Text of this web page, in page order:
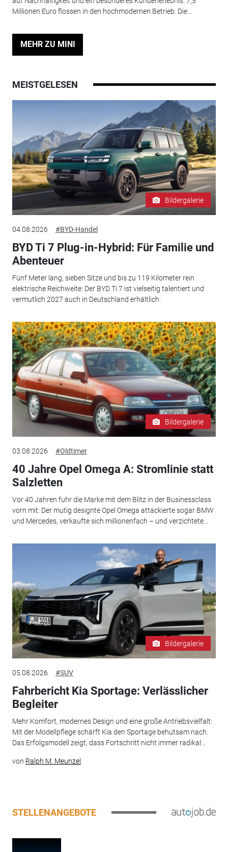
Millionen Euro flossen in den hochmodernen Betrieb. Die...
MEHR ZU MINI
MEISTGELESEN
Bildergalerie
04.08.2026 #BYD-Handel
BYD Ti 7 Plug-in-Hybrid: Für Familie und
Abenteuer
Fünf Meter lang, sieben Sitze und bis zu 119 Kilometer rein
elektrische Reichweite: Der BYD Ti 7 ist vielseitig talentiert und
vermutlich 2027 auch in Deutschland erhältlich.
Bildergalerie
03.08.2026 #Oldtimer
40 Jahre Opel Omega A: Stromlinie statt
Salzletten
Vor 40 Jahren fuhr die Marke mit dem Blitz in der Businessclass
vorn mit: Der mutig designte Opel Omega attackierte sogar BMW
und Mercedes, verkaufte sich millionenfach – und verzichtete...
Bildergalerie
05.08.2026 #SUV
Fahrbericht Kia Sportage: Verlässlicher
Begleiter
Mehr Komfort, modernes Design und eine große Antriebsvielfalt:
Mit der Modellpflege schärft Kia den Sportage behutsam nach.
Das Erfolgsmodell zeigt, dass Fortschritt nicht immer radikal...
von Ralph M. Meunzel
STELLENANGEBOTE